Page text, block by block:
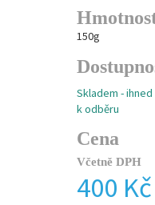
150g
Skladem - ihned
k odběru
Cena
Včetně DPH
400 Kč